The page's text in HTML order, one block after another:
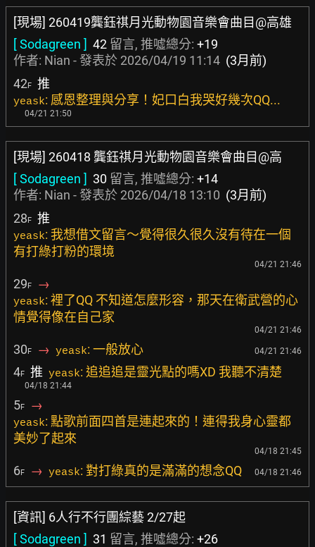
[現場] 260419龔鈺祺月光動物園音樂會曲目@高雄
[ Sodagreen ] 42 留言, 推噓總分: +19
作者: Nian - 發表於 2026/04/19 11:14 (3月前)
42F 推
yeask: 感恩整理與分享！妃口白我哭好幾次QQ...
04/21 21:50
[現場] 260418 龔鈺祺月光動物園音樂會曲目@高
[ Sodagreen ] 30 留言, 推噓總分: +14
作者: Nian - 發表於 2026/04/18 13:10 (3月前)
28F 推
yeask: 我想借文留言～覺得很久很久沒有待在一個
有打綠打粉的環境
04/21 21:46
29F →
yeask: 裡了QQ 不知道怎麼形容，那天在衛武營的心
情覺得像在自己家
04/21 21:46
30F → yeask: 一般放心 04/21 21:46
4F 推 yeask: 追追追是靈光點的嗎XD 我聽不清楚
04/18 21:44
5F →
yeask: 點歌前面四首是連起來的！連得我身心靈都
美妙了起來
04/18 21:45
6F → yeask: 對打綠真的是滿滿的想念QQ 04/18 21:46
[資訊] 6人行不行團綜藝 2/27起
[ Sodagreen ] 31 留言, 推噓總分: +26